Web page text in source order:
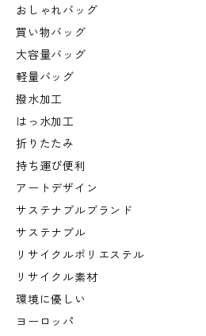
おしゃれバッグ
買い物バッグ
大容量バッグ
軽量バッグ
撥水加工
はっ水加工
折りたたみ
持ち運び便利
アートデザイン
サステナブルブランド
サステナブル
リサイクルポリエステル
リサイクル素材
環境に優しい
ヨーロッパ